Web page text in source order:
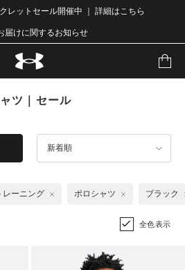
レットセール開催中 ｜ 詳細はこちら
届けに関するお知らせ
ツ｜セール
新着順
レーニング ポロシャツ ブラック
全色表示